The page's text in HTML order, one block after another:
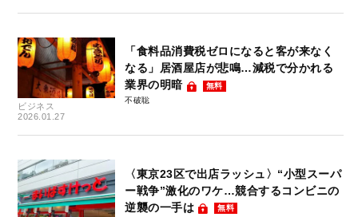
ビジネス
2026.01.27
「食料品消費税ゼロになると客が来なく
なる」居酒屋店が悲鳴…減税で分かれる
業界の明暗
無料
不破聡
〈東京23区で出店ラッシュ〉“小型スーパ
ー戦争”激化のワケ…競合するコンビニの
逆襲の一手は
無料